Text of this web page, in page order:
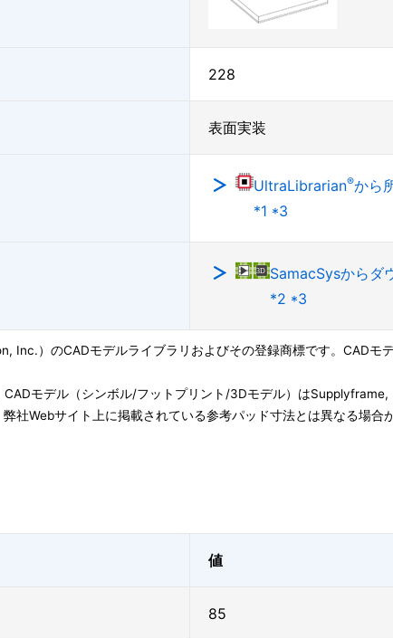
228
表面実装
UltraLibrarian®から
*1 *3
SamacSysからダ
*2 *3
Inc.）のCADモデルライブラリおよびその登録商標です。CAD
モデル（シンボル/フットプリント/3Dモデル）は
社Webサイト上に掲載されている参考パッド寸法とは異なる場合
値
85